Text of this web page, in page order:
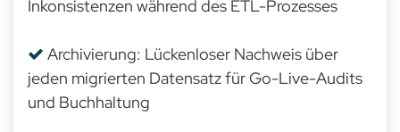
Inkonsistenzen während des ETL-Prozesses
Archivierung: Lückenloser Nachweis über
jeden migrierten Datensatz für Go-Live-Audits
und Buchhaltung